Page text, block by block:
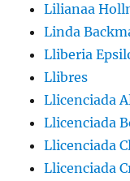
Lilianaa
Linda
Lliberia
Llibres
Llicenciada
Llicenciada
Llicenciada
Llicenciada